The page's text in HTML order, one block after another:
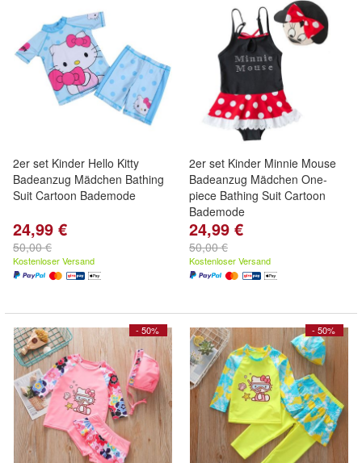
2er set Kinder Hello Kitty
Badeanzug Mädchen Bathing
Suit Cartoon Bademode
24,99 €
50,00 €
Kostenloser Versand
2er set Kinder Minnie Mouse
Badeanzug Mädchen One-
piece Bathing Suit Cartoon
Bademode
24,99 €
50,00 €
Kostenloser Versand
- 50% - 50%